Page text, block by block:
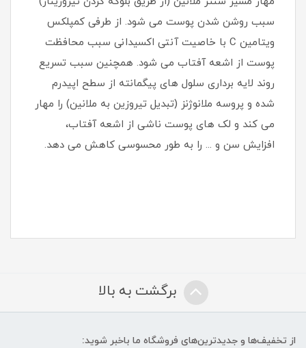
سبب روشن شدن پوست می شود. از طرفی کمپلکس
ویتامین C با خاصیت آنتی اکسیدانی سبب محافظت
پوست از اشعه آفتاب می شود. همچنین سبب تسریع
روند لایه برداری سلول های پیگمانته از سطح اپیدرم
شده و پروسه ملانوژنز (تبدیل تیروزین به ملانین) را مهار
می کند و لک های پوست ناشی از اشعه آفتاب،
افزایش سن و ... را به طور محسوسی کاهش می دهد.
برگشت به بالا
از تخفیف‌ها و جدیدترین‌های فروشگاه ما باخبر شوید: